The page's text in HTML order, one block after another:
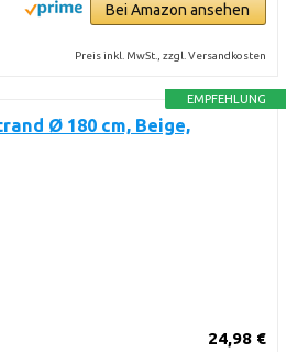
Bei Amazon ansehen
Preis inkl. MwSt., zzgl. Versandkosten
EMPFEHLUNG
Ø 180 cm, Beige,
24,98 €